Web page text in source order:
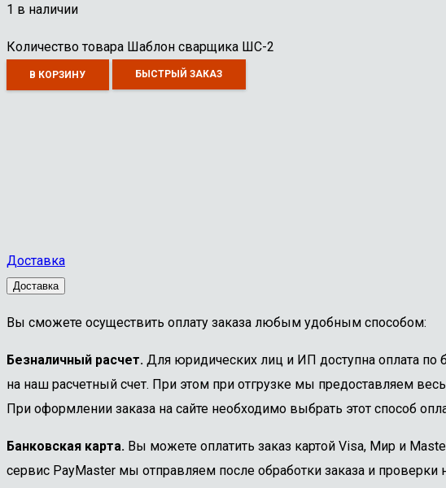
1 в наличии
Количество товара Шаблон сварщика ШС-2
В КОРЗИНУ БЫСТРЫЙ ЗАКАЗ
Доставка
Доставка
Вы сможете осуществить оплату заказа любым удобным способом:
Безналичный расчет. Для юридических лиц и ИП доступна оплата по
на наш расчетный счет. При этом при отгрузке мы предоставляем
При оформлении заказа на сайте необходимо выбрать этот способ
Банковская карта. Вы можете оплатить заказ картой Visa, Мир и
сервис PayMaster мы отправляем после обработки заказа и проверки